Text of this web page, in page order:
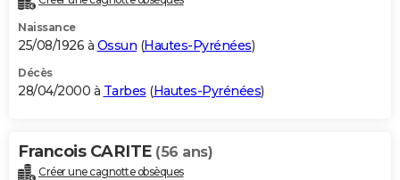
Naissance
25/08/1926 à Ossun (Hautes-Pyrénées)
Décès
28/04/2000 à Tarbes (Hautes-Pyrénées)
Francois CARITE (56 ans)
Créer une cagnotte obsèques